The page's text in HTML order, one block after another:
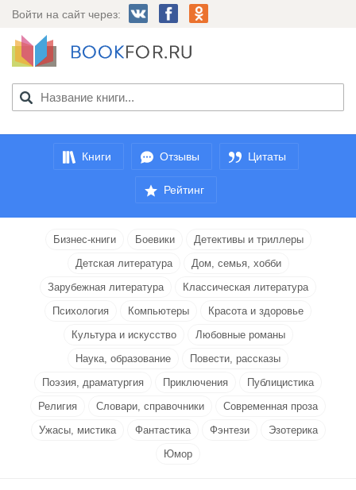
Войти на сайт через:
Книги Отзывы Цитаты
Рейтинг
Бизнес-книги Боевики
Детективы и триллеры
Детская литература
Дом, семья, хобби
Зарубежная литература
Классическая литература
Психология
Компьютеры
Красота и здоровье
Культура и искусство
Любовные романы
Наука, образование
Повести, рассказы
Поэзия, драматургия
Приключения
Публицистика
Религия
Словари, справочники
Современная проза
Ужасы, мистика
Фантастика Фэнтези
Эзотерика
Юмор